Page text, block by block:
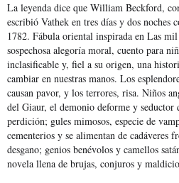
La leyenda dice que William Beckford,
escribió Vathek en tres días y dos noches
1782. Fábula oriental inspirada en Las
sospechosa alegoría moral, cuento para
inclasificable y, fiel a su origen, una
cambiar en nuestras manos. Los
causan pavor, y los terrores, risa. Niños
del Giaur, el demonio deforme y seductor
perdición; gules mimosos, especie de
cementerios y se alimentan de cadáveres
desgano; genios benévolos y camellos
novela llena de brujas, conjuros y